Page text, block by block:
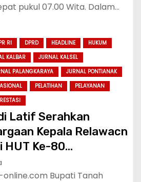
pukul 07.00 Wita. Dalam…
RI DPRD HEADLINE
HUKUM
KALBAR
JURNAL KALSEL
PALANGKARAYA
JURNAL PONTIANAK
PELATIHAN
PELAYANAN
Latif Serahkan
Kepala Relawacn
HUT Ke-80
Bupati Tanah